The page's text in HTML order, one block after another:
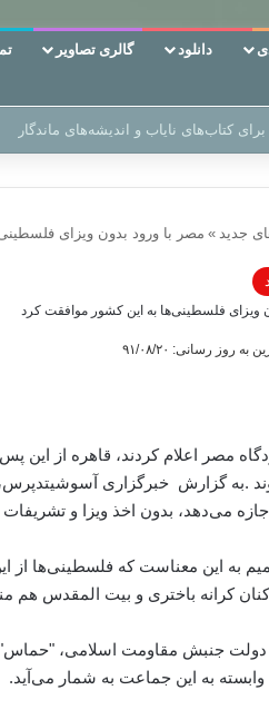
دانلود گالری تصاویر
راه خداست‌!
جدید » مصر با ورود بدون ویزای
ویزای فلسطینی‌ها به این کشور موافقت کرد
به روز رسانی: ۹۱/۰۸/۲۰
مصر اعلام کردند، قاهره از این
.به گزارش خبرگزاری آسوشیتدپرس،
می‌دهد، بدون اخذ ویزا و
به این معناست که فلسطینی‌ها از
کرانه باختری و بیت المقدس
دولت جنبش مقاومت اسلامی،
به این جماعت به شمار می‌آید.